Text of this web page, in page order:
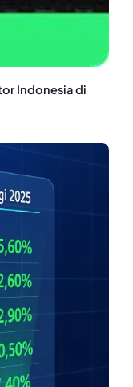
Indonesia di